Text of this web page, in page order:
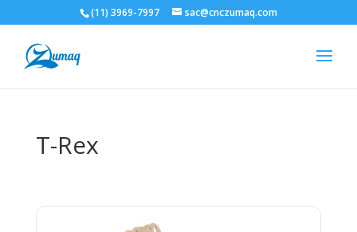
(11) 3969-7997 sac@cnczumaq.com
T-Rex